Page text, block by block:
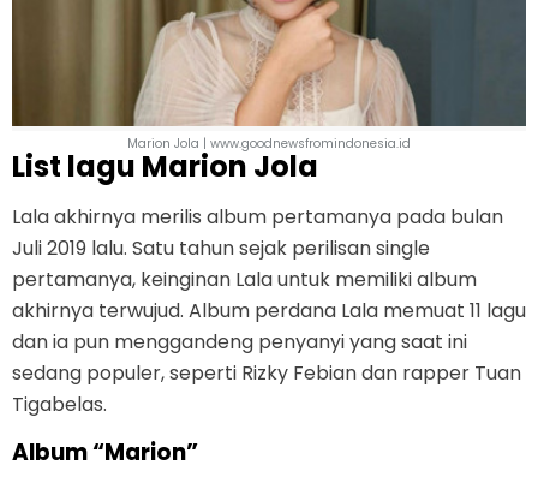
Marion Jola | www.goodnewsfromindonesia.id
List lagu Marion Jola
Lala akhirnya merilis album pertamanya pada bulan
Juli 2019 lalu. Satu tahun sejak perilisan single
pertamanya, keinginan Lala untuk memiliki album
akhirnya terwujud. Album perdana Lala memuat 11 lagu
dan ia pun menggandeng penyanyi yang saat ini
sedang populer, seperti Rizky Febian dan rapper Tuan
Tigabelas.
Album “Marion”